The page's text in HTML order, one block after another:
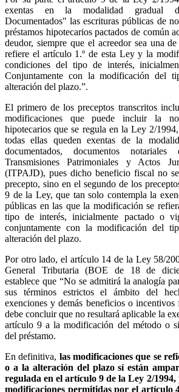
exentas en la modalidad gradual
Documentados" las escrituras públicas de
préstamos hipotecarios pactados de común
deudor, siempre que el acreedor sea una
refiere el artículo 1.º de esta Ley y la
condiciones del tipo de interés,
Conjuntamente con la modificación del
alteración del plazo.”.
El primero de los preceptos transcritos
modificaciones que puede incluir la
hipotecarios que se regula en la Ley 2/
todas ellas queden exentas de la
documentados, documentos
Transmisiones Patrimoniales y Actos
(ITPAJD), pues dicho beneficio fiscal no
precepto, sino en el segundo de los
9 de la Ley, que tan solo contempla la
públicas en las que la modificación se
tipo de interés, inicialmente pactado o
conjuntamente con la modificación del
alteración del plazo.
Por otro lado, el artículo 14 de la Ley 58/
General Tributaria (BOE de 18 de
establece que “No se admitirá la analogía
sus términos estrictos el ámbito del
exenciones y demás beneficios o incentivos
debe concluir que no resultará aplicable la
artículo 9 a la modificación del método o
del préstamo.
En definitiva, las modificaciones que se
o a la alteración del plazo sí están
regulada en el artículo 9 de la Ley 2/1994,
modificaciones permitidas por el artículo